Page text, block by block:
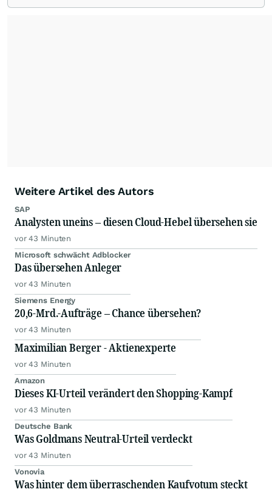
Weitere Artikel des Autors
SAP
Analysten uneins – diesen Cloud-Hebel übersehen sie
vor 43 Minuten
Microsoft schwächt Adblocker
Das übersehen Anleger
vor 43 Minuten
Siemens Energy
20,6-Mrd.-Aufträge – Chance übersehen?
vor 43 Minuten
Maximilian Berger - Aktienexperte
vor 43 Minuten
Amazon
Dieses KI-Urteil verändert den Shopping-Kampf
vor 43 Minuten
Deutsche Bank
Was Goldmans Neutral-Urteil verdeckt
vor 43 Minuten
Vonovia
Was hinter dem überraschenden Kaufvotum steckt